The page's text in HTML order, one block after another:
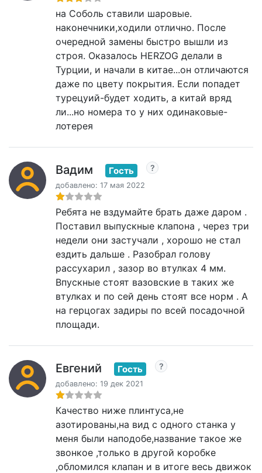
на Соболь ставили шаровые.
наконечники,ходили отлично. После
очередной замены быстро вышли из
строя. Оказалось HERZOG делали в
Турции, и начали в китае...он отличаются
даже по цвету покрытия. Если попадет
турецуий-будет ходить, а китай вряд
ли...но номера то у них одинаковые-
лотерея
Вадим Гость
добавлено: 17 мая 2022
Ребята не вздумайте брать даже даром .
Поставил выпускные клапона , через три
недели они застучали , хорошо не стал
ездить дальше . Разобрал голову
рассухарил , зазор во втулках 4 мм.
Впускные стоят вазовские в таких же
втулках и по сей день стоят все норм . А
на герцогах задиры по всей посадочной
площади.
Евгений Гость
добавлено: 19 дек 2021
Качество ниже плинтуса,не
азотированы,на вид с одного станка у
меня были наподобе,название такое же
звонкое ,только в другой коробке
,обломился клапан и в итоге весь движок